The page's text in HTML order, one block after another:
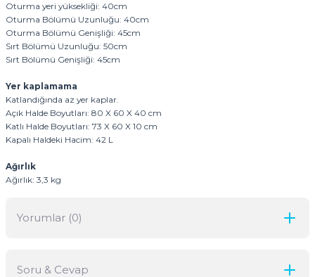
Oturma yeri yüksekliği: 40cm
Oturma Bölümü Uzunluğu: 40cm
Oturma Bölümü Genişliği: 45cm
Sırt Bölümü Uzunluğu: 50cm
Sırt Bölümü Genişliği: 45cm
Yer kaplamama
Katlandığında az yer kaplar.
Açık Halde Boyutları: 80 X 60 X 40 cm
Katlı Halde Boyutları: 73 X 60 X 10 cm
Kapalı Haldeki Hacim: 42 L
Ağırlık
Ağırlık: 3,3 kg
Yorumlar (0)
Soru & Cevap